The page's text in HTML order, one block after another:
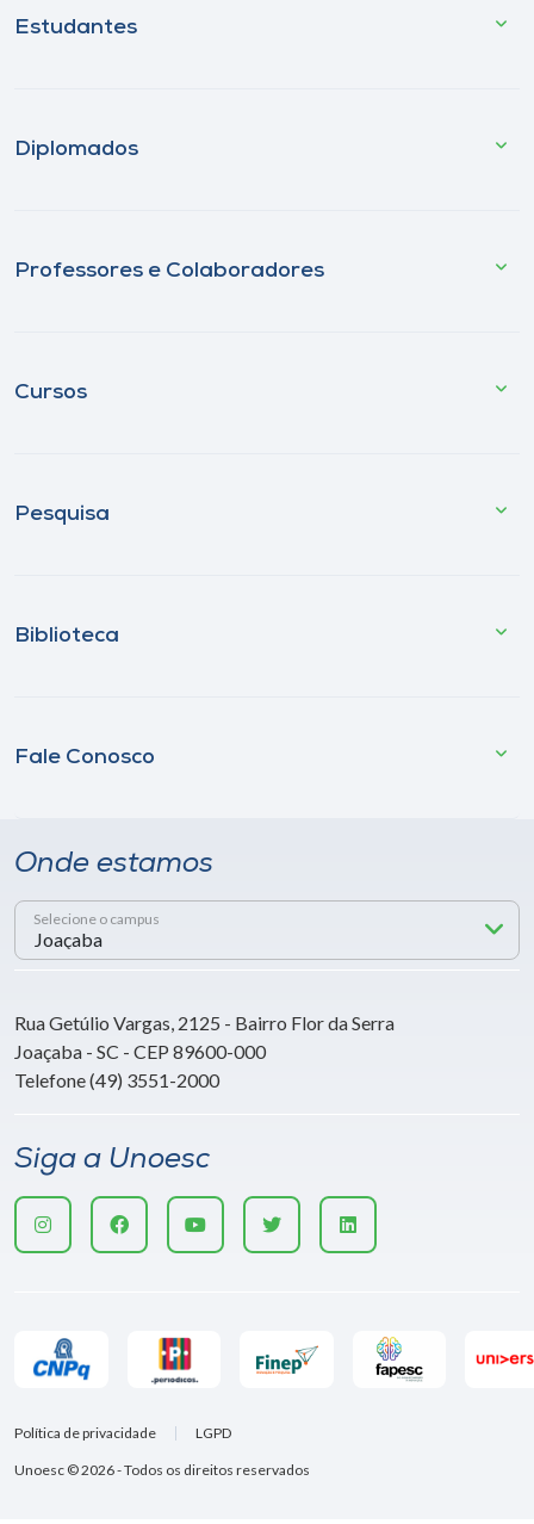
Estudantes
Diplomados
Professores e Colaboradores
Cursos
Pesquisa
Biblioteca
Fale Conosco
Onde estamos
Selecione o campus
Rua Getúlio Vargas, 2125 - Bairro Flor da Serra
Joaçaba - SC - CEP 89600-000
Telefone (49) 3551-2000
Siga a Unoesc
Unoesc © 2026 - Todos os direitos reservados
Política de privacidade LGPD